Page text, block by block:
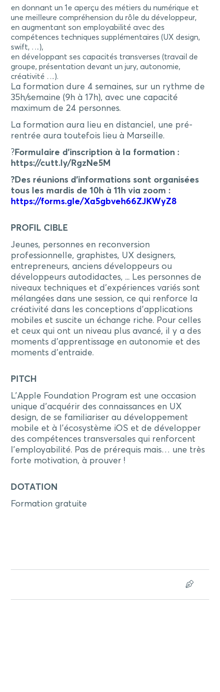
en donnant un 1e aperçu des métiers du numérique et
une meilleure compréhension du rôle du développeur,
en augmentant son employabilité avec des
compétences techniques supplémentaires (UX design,
swift, …),
en développant ses capacités transverses (travail de
groupe, présentation devant un jury, autonomie,
créativité …).
La formation dure 4 semaines, sur un rythme de
35h/semaine (9h à 17h), avec une capacité
maximum de 24 personnes.
La formation aura lieu en distanciel, une pré-
rentrée aura toutefois lieu à Marseille.
? Formulaire d’inscription à la formation :
https://cutt.ly/RgzNe5M
?Des réunions d’informations sont organisées
tous les mardis de 10h à 11h via zoom :
https://forms.gle/Xa5gbveh66ZJKWyZ8
PROFIL CIBLE
Jeunes, personnes en reconversion
professionnelle, graphistes, UX designers,
entrepreneurs, anciens développeurs ou
développeurs autodidactes, ... Les personnes de
niveaux techniques et d’expériences variés sont
mélangées dans une session, ce qui renforce la
créativité dans les conceptions d’applications
mobiles et suscite un échange riche. Pour celles
et ceux qui ont un niveau plus avancé, il y a des
moments d’apprentissage en autonomie et des
moments d’entraide.
PITCH
L'Apple Foundation Program est une occasion
unique d'acquérir des connaissances en UX
design, de se familiariser au développement
mobile et à l’écosystème iOS et de développer
des compétences transversales qui renforcent
l’employabilité. Pas de prérequis mais… une très
forte motivation, à prouver !
DOTATION
Formation gratuite